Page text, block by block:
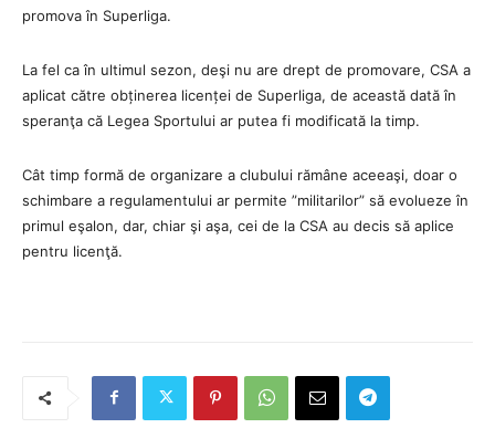
promova în Superliga.
La fel ca în ultimul sezon, deşi nu are drept de promovare, CSA a
aplicat către obținerea licenței de Superliga, de această dată în
speranţa că Legea Sportului ar putea fi modificată la timp.
Cât timp formă de organizare a clubului rămâne aceeaşi, doar o
schimbare a regulamentului ar permite ”militarilor” să evolueze în
primul eşalon, dar, chiar şi aşa, cei de la CSA au decis să aplice
pentru licenţă.